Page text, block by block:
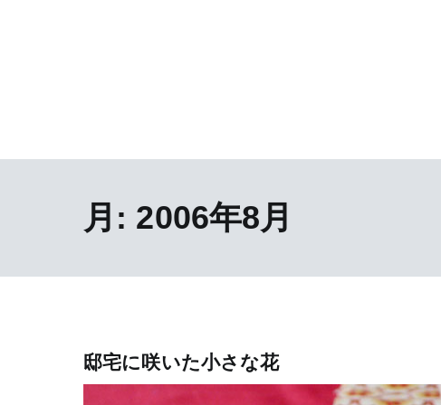
月: 2006年8月
邸宅に咲いた小さな花